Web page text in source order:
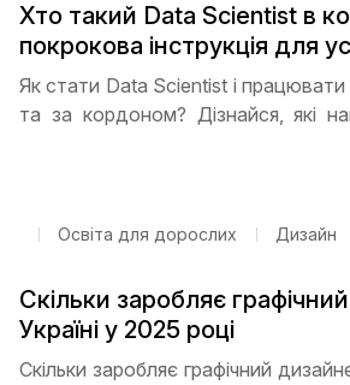
Хто такий Data Scientist в
покрокова інструкція для
Як стати Data Scientist і працювати
та за кордоном? Дізнайся, які
стартувати кар’єру.
Освіта для дорослих Дизайн
Скільки заробляє
Україні у 2025 році
Скільки заробляє графічний